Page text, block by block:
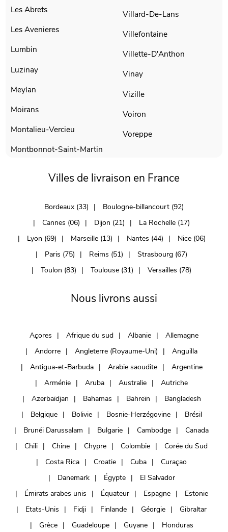
Les Abrets
Les Avenieres
Lumbin
Luzinay
Meylan
Moirans
Montalieu-Vercieu
Montbonnot-Saint-Martin
Villard-De-Lans
Villefontaine
Villette-D'Anthon
Vinay
Vizille
Voiron
Voreppe
Villes de livraison en France
Bordeaux (33)
Boulogne-billancourt (92)
Cannes (06)
Dijon (21)
La Rochelle (17)
Lyon (69)
Marseille (13) Nantes (44)
Nice (06)
Paris (75)
Reims (51)
Strasbourg (67)
Toulon (83)
Toulouse (31) Versailles (78)
Nous livrons aussi
Açores Afrique du sud Albanie
Allemagne
Andorre
Angleterre (Royaume-Uni)
Anguilla
Antigua-et-Barbuda
Arabie saoudite
Argentine
Arménie
Aruba Australie
Autriche
Azerbaïdjan
Bahamas Bahreïn
Bangladesh
Belgique
Bolivie Bosnie-Herzégovine
Brésil
Brunéi Darussalam
Bulgarie Cambodge
Canada
Chili
Chine Chypre Colombie
Corée du Sud
Costa Rica
Croatie Cuba
Curaçao
Danemark
Égypte
El Salvador
Émirats arabes unis
Équateur Espagne
Estonie
Etats-Unis
Fidji Finlande Géorgie
Gibraltar
Grèce
Guadeloupe Guyane
Honduras